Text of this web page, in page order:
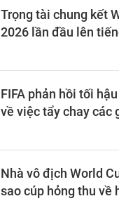
Trọng tài chung kết
2026 lần đầu lên
FIFA phản hồi tối
về việc tẩy chay các
Nhà vô địch World
sao cúp hỏng thu về